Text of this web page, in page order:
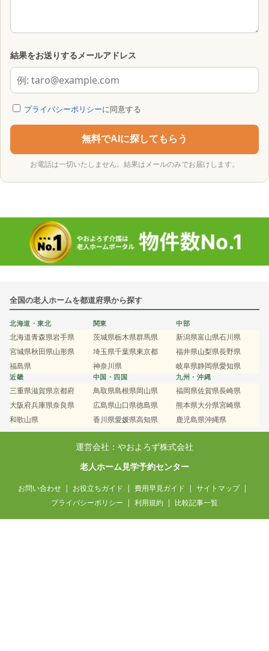
結果をお送りするメールアドレス
プライバシーポリシーに同意する
無料でAIに探してもらう
お電話は一切いたしません。結果はメールのみでお届けします。
全国の老人ホームを都道府県から探す
北海道・東北
北海道青森県岩手県
宮城県秋田県山形県
福島県
関東
茨城県栃木県群馬県
埼玉県千葉県東京都
神奈川県
中部
新潟県富山県石川県
福井県山梨県長野県
岐阜県静岡県愛知県
近畿
三重県滋賀県京都府
大阪府兵庫県奈良県
和歌山県
中国・四国
鳥取県島根県岡山県
広島県山口県徳島県
香川県愛媛県高知県
九州・沖縄
福岡県佐賀県長崎県
熊本県大分県宮崎県
鹿児島県沖縄県
運営会社：やおよろず株式会社
老人ホーム見学予約センター
お問い合わせ お役立ちガイド 費用早見ガイド
サイトマップ
プライバシーポリシー
利用規約 比較記事一覧